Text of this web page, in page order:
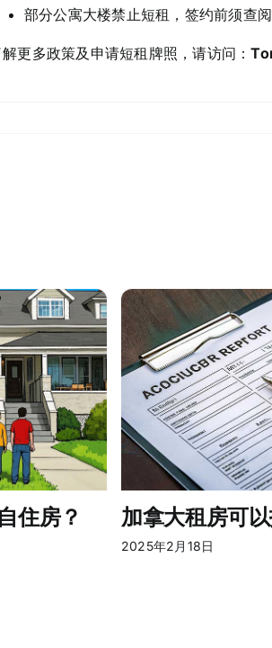
部分公寓大楼禁止短租，签约前须查阅
解更多政策及申请短租牌照，请访问：
住房？ 加拿大租房可
2025年2月18日